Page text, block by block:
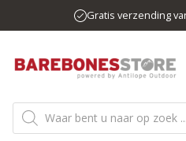
naar
inhoud
Gratis verzending
Producten
zoeken